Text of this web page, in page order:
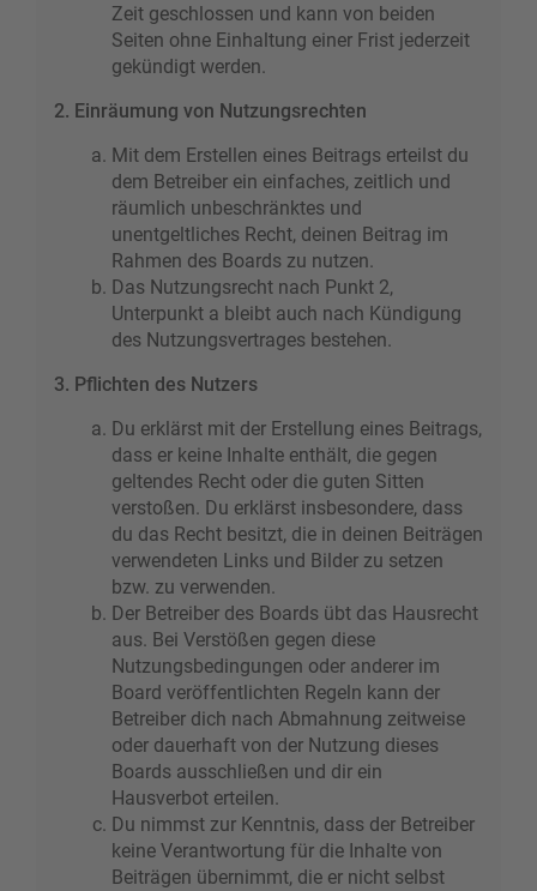
Zeit geschlossen und kann von beiden
Seiten ohne Einhaltung einer Frist jederzeit
gekündigt werden.
2. Einräumung von Nutzungsrechten
Mit dem Erstellen eines Beitrags erteilst du
dem Betreiber ein einfaches, zeitlich und
räumlich unbeschränktes und
unentgeltliches Recht, deinen Beitrag im
Rahmen des Boards zu nutzen.
Das Nutzungsrecht nach Punkt 2,
Unterpunkt a bleibt auch nach Kündigung
des Nutzungsvertrages bestehen.
3. Pflichten des Nutzers
Du erklärst mit der Erstellung eines Beitrags,
dass er keine Inhalte enthält, die gegen
geltendes Recht oder die guten Sitten
verstoßen. Du erklärst insbesondere, dass
du das Recht besitzt, die in deinen Beiträgen
verwendeten Links und Bilder zu setzen
bzw. zu verwenden.
Der Betreiber des Boards übt das Hausrecht
aus. Bei Verstößen gegen diese
Nutzungsbedingungen oder anderer im
Board veröffentlichten Regeln kann der
Betreiber dich nach Abmahnung zeitweise
oder dauerhaft von der Nutzung dieses
Boards ausschließen und dir ein
Hausverbot erteilen.
Du nimmst zur Kenntnis, dass der Betreiber
keine Verantwortung für die Inhalte von
Beiträgen übernimmt, die er nicht selbst